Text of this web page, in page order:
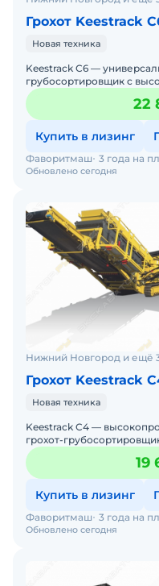
Грохот Keestrack
Новая техника
Keestrack C6 —
грубосортировщик с
универсальная
22
Купить в лизинг
Обновлено сегодня
Фаворитмаш 3 года на
Нижний Новгород и ещё
Грохот Keestrack
Новая техника
Keestrack C4 —
грохот-
мобильная установка
19
Купить в лизинг
Обновлено сегодня
Фаворитмаш 3 года на